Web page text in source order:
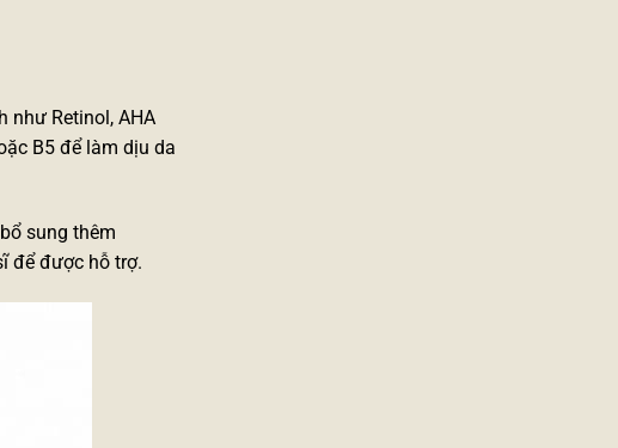
như Retinol, AHA
B5 để làm dịu da
sung thêm
để được hỗ trợ.